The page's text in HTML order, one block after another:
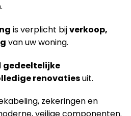
.
is verplicht bijverkoop,
van uw woning.
gedeeltelijke
renovatiesuit.
zekeringen en